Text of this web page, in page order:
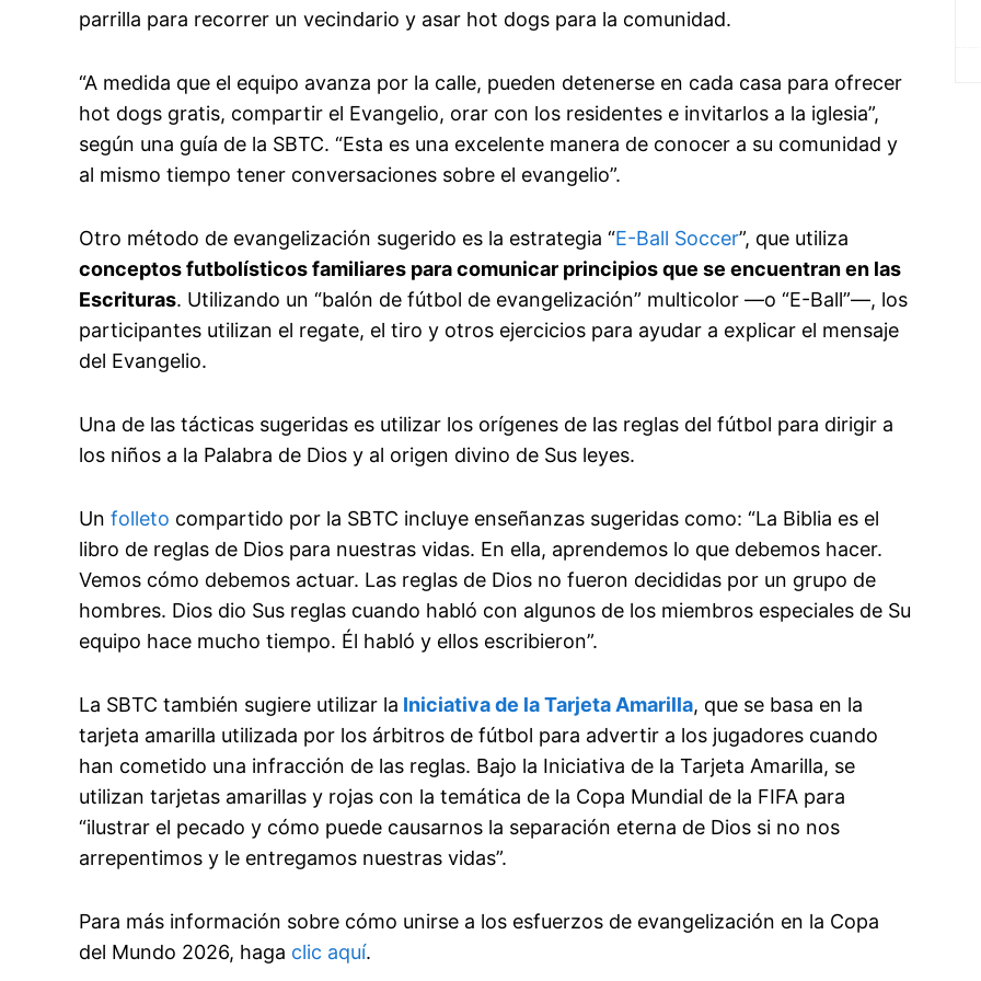
parrilla para recorrer un vecindario y asar hot dogs para la comunidad.
“A medida que el equipo avanza por la calle, pueden detenerse en cada casa para ofrecer
hot dogs gratis, compartir el Evangelio, orar con los residentes e invitarlos a la iglesia”,
según una guía de la SBTC. “Esta es una excelente manera de conocer a su comunidad y
al mismo tiempo tener conversaciones sobre el evangelio”.
Otro método de evangelización sugerido es la estrategia “E-Ball Soccer”, que utiliza
conceptos futbolísticos familiares para comunicar principios que se encuentran en las
Escrituras. Utilizando un “balón de fútbol de evangelización” multicolor —o “E-Ball”—, los
participantes utilizan el regate, el tiro y otros ejercicios para ayudar a explicar el mensaje
del Evangelio.
Una de las tácticas sugeridas es utilizar los orígenes de las reglas del fútbol para dirigir a
los niños a la Palabra de Dios y al origen divino de Sus leyes.
Un folleto compartido por la SBTC incluye enseñanzas sugeridas como: “La Biblia es el
libro de reglas de Dios para nuestras vidas. En ella, aprendemos lo que debemos hacer.
Vemos cómo debemos actuar. Las reglas de Dios no fueron decididas por un grupo de
hombres. Dios dio Sus reglas cuando habló con algunos de los miembros especiales de Su
equipo hace mucho tiempo. Él habló y ellos escribieron”.
La SBTC también sugiere utilizar la Iniciativa de la Tarjeta Amarilla, que se basa en la
tarjeta amarilla utilizada por los árbitros de fútbol para advertir a los jugadores cuando
han cometido una infracción de las reglas. Bajo la Iniciativa de la Tarjeta Amarilla, se
utilizan tarjetas amarillas y rojas con la temática de la Copa Mundial de la FIFA para
“ilustrar el pecado y cómo puede causarnos la separación eterna de Dios si no nos
arrepentimos y le entregamos nuestras vidas”.
Para más información sobre cómo unirse a los esfuerzos de evangelización en la Copa
del Mundo 2026, haga clic aquí.